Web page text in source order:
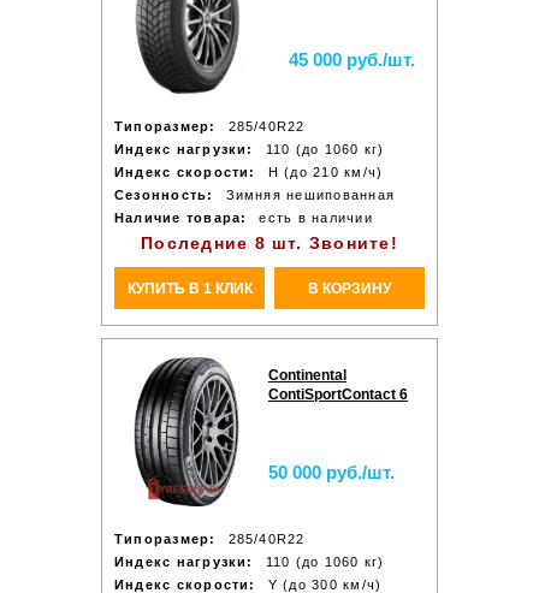
45 000 руб./шт.
Типоразмер:
285/40R22
Индекс нагрузки:
110 (до 1060 кг)
Индекс скорости:
H (до 210 км/ч)
Сезонность:
Зимняя нешипованная
Наличие товара:
есть в наличии
Последние 8 шт. Звоните!
КУПИТЬ В 1 КЛИК В КОРЗИНУ
Continental
ContiSportContact 6
50 000 руб./шт.
Типоразмер:
285/40R22
Индекс нагрузки:
110 (до 1060 кг)
Индекс скорости:
Y (до 300 км/ч)